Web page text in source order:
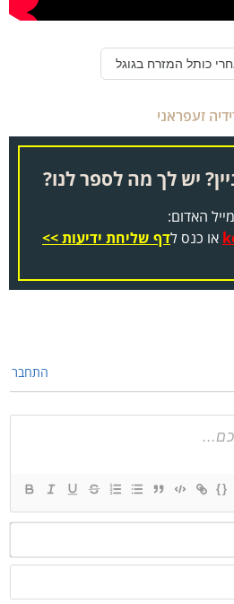
כותל המזרח בגוגל
זעפראני
יש לך מה לספר לנו?
האדום:
או כנס לדף שליחת ידיעות >>
התחבר